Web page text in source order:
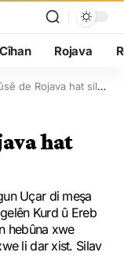
Cîhan Rojava
de Rojava hat silavkirin
hat
Uçar di meşa
Kurd û Ereb
hebûna xwe
li dar xist. Silav